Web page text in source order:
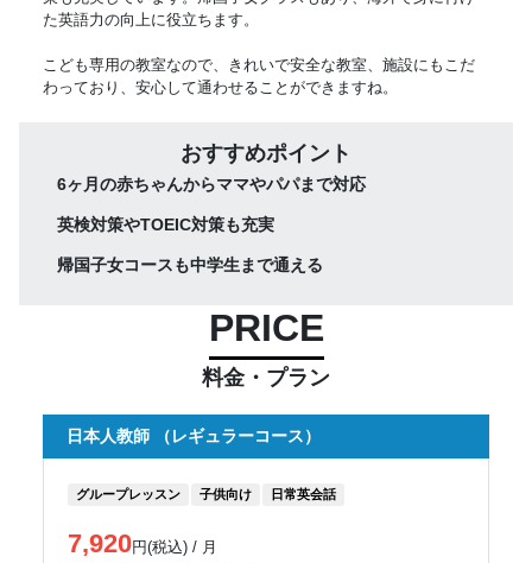
た英語力の向上に役立ちます。
こども専用の教室なので、きれいで安全な教室、施設にもこだ
わっており、安心して通わせることができますね。
おすすめポイント
6ヶ月の赤ちゃんからママやパパまで対応
英検対策やTOEIC対策も充実
帰国子女コースも中学生まで通える
PRICE
料金・プラン
日本人教師 （レギュラーコース）
グループレッスン 子供向け 日常英会話
7,920円(税込) / 月